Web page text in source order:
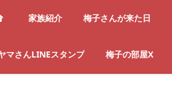
家族紹介 梅子さんが来た日
マさんLINEスタンプ 梅子の部屋X